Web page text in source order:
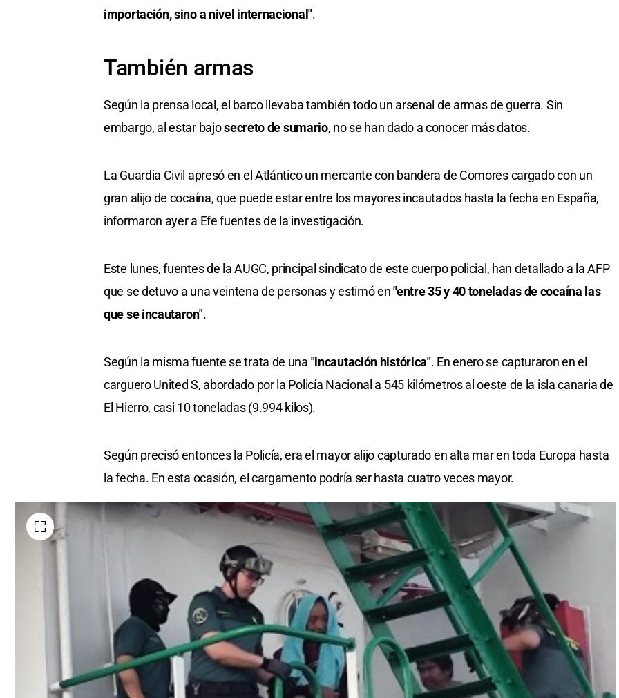
importación, sino a nivel internacional".
También armas
Según la prensa local, el barco llevaba también todo un arsenal de armas de guerra. Sin
embargo, al estar bajosecreto de sumario, no se han dado a conocer más datos.
La Guardia Civil apresó en el Atlántico un mercante con bandera de Comores cargado con un
gran alijo de cocaína, que puede estar entre los mayores incautados hasta la fecha en España,
informaron ayer a Efe fuentes de la investigación.
Este lunes, fuentes de la AUGC, principal sindicato de este cuerpo policial, han detallado a la AFP
que se detuvo a una veintena de personas y estimó en"entre 35 y 40 toneladas de cocaína las
que se incautaron".
Según la misma fuente se trata de una "incautación histórica". En enero se capturaron en el
carguero United S, abordado por la Policía Nacional a 545 kilómetros al oeste de la isla canaria de
El Hierro, casi 10 toneladas (9.994 kilos).
Según precisó entonces la Policía, era el mayor alijo capturado en alta mar en toda Europa hasta
la fecha. En esta ocasión, el cargamento podría ser hasta cuatro veces mayor.